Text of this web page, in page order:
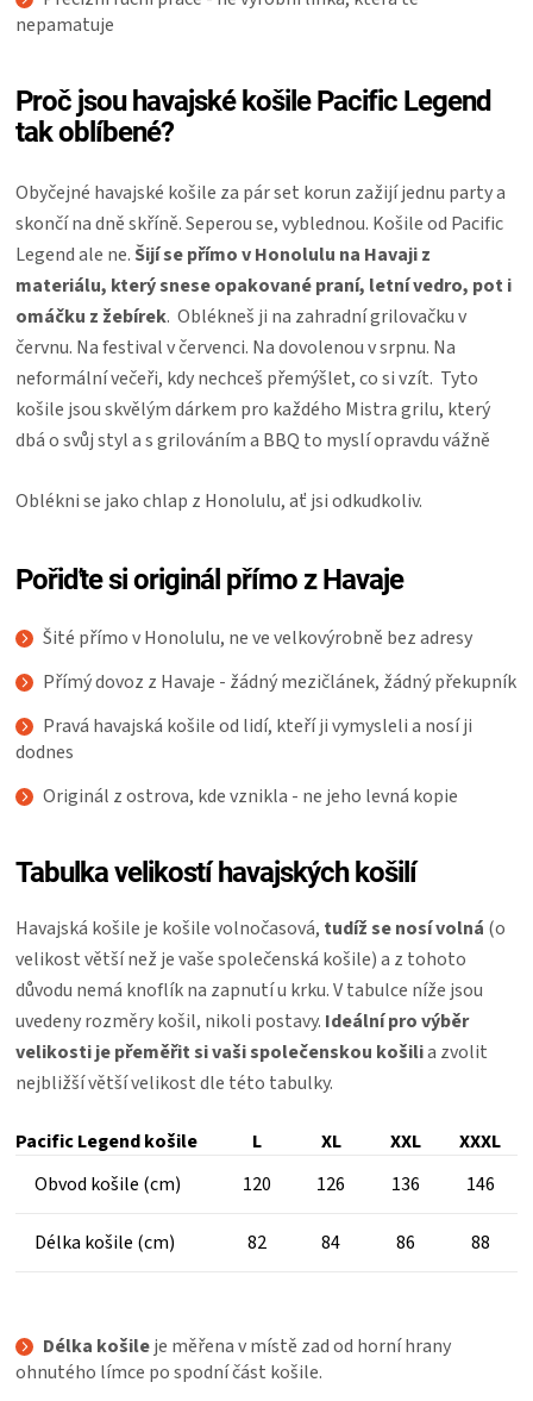
nepamatuje
Proč jsou havajské košile Pacific Legend
tak oblíbené?
Obyčejné havajské košile za pár set korun zažijí jednu party a
skončí na dně skříně. Seperou se, vyblednou. Košile od Pacific
Legend ale ne.Šijí se přímo v Honolulu na Havaji z
materiálu, který snese opakované praní, letní vedro, pot i
omáčku z žebírek. Oblékneš ji na zahradní grilovačku v
červnu. Na festival v červenci. Na dovolenou v srpnu. Na
neformální večeři, kdy nechceš přemýšlet, co si vzít. Tyto
košile jsou skvělým dárkem pro každého Mistra grilu, který
dbá o svůj styl a s grilováním a BBQ to myslí opravdu vážně
Oblékni se jako chlap z Honolulu, ať jsi odkudkoliv.
Pořiďte si originál přímo z Havaje
Šité přímo v Honolulu, ne ve velkovýrobně bez adresy
Přímý dovoz z Havaje - žádný mezičlánek, žádný překupník
Pravá havajská košile od lidí, kteří ji vymysleli a nosí ji
dodnes
Originál z ostrova, kde vznikla - ne jeho levná kopie
Tabulka velikostí havajských košilí
Havajská košile je košile volnočasová, tudíž se nosí volná (o
velikost větší než je vaše společenská košile) a z tohoto
důvodu nemá knoflík na zapnutí u krku. V tabulce níže jsou
uvedeny rozměry košil, nikoli postavy. Ideální pro výběr
velikosti je přeměřit si vaši společenskou košilia zvolit
nejbližší větší velikost dle této tabulky.
Pacific Legend košile L XL XXL
XXXL
Obvod košile (cm)
120 126 136 146
Délka košile (cm) 82 84 86 88
Délka košileje měřena v místě zad od horní hrany
ohnutého límce po spodní část košile.